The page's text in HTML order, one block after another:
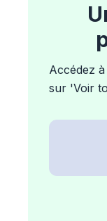
Accédez
sur 'Voir